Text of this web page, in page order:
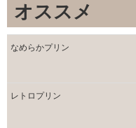
オススメ
なめらかプリン
レトロプリン